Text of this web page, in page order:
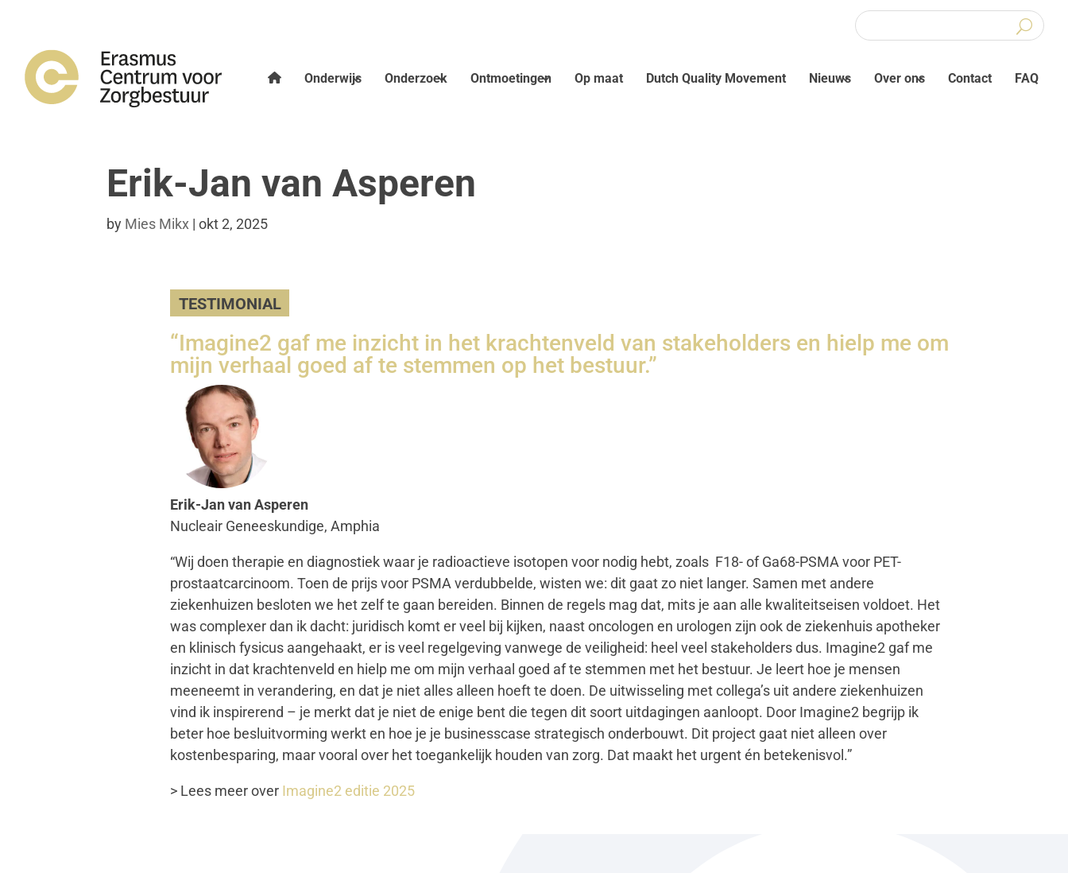
Onderwijs Onderzoek Ontmoetingen Op maat Dutch Quality Movement Nieuws Over ons Contact FAQ
Erik-Jan van Asperen
by Mies Mikx |okt 2, 2025
TESTIMONIAL
“Imagine2 gaf me inzicht in het krachtenveld van stakeholders en hielp me om
mijn verhaal goed af te stemmen op het bestuur.”
Erik-Jan van Asperen
Nucleair Geneeskundige, Amphia
“Wij doen therapie en diagnostiek waar je radioactieve isotopen voor nodig hebt, zoals F18- of Ga68-PSMA voor PET-
prostaatcarcinoom. Toen de prijs voor PSMA verdubbelde, wisten we: dit gaat zo niet langer. Samen met andere
ziekenhuizen besloten we het zelf te gaan bereiden. Binnen de regels mag dat, mits je aan alle kwaliteitseisen voldoet. Het
was complexer dan ik dacht: juridisch komt er veel bij kijken, naast oncologen en urologen zijn ook de ziekenhuis apotheker
en klinisch fysicus aangehaakt, er is veel regelgeving vanwege de veiligheid: heel veel stakeholders dus. Imagine2 gaf me
inzicht in dat krachtenveld en hielp me om mijn verhaal goed af te stemmen met het bestuur. Je leert hoe je mensen
meeneemt in verandering, en dat je niet alles alleen hoeft te doen. De uitwisseling met collega’s uit andere ziekenhuizen
vind ik inspirerend – je merkt dat je niet de enige bent die tegen dit soort uitdagingen aanloopt. Door Imagine2 begrijp ik
beter hoe besluitvorming werkt en hoe je je businesscase strategisch onderbouwt. Dit project gaat niet alleen over
kostenbesparing, maar vooral over het toegankelijk houden van zorg. Dat maakt het urgent én betekenisvol.”
> Lees meer over Imagine2 editie 2025